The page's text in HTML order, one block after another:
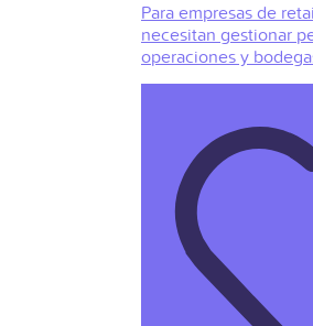
Para empresas de
necesitan gestionar
operaciones y